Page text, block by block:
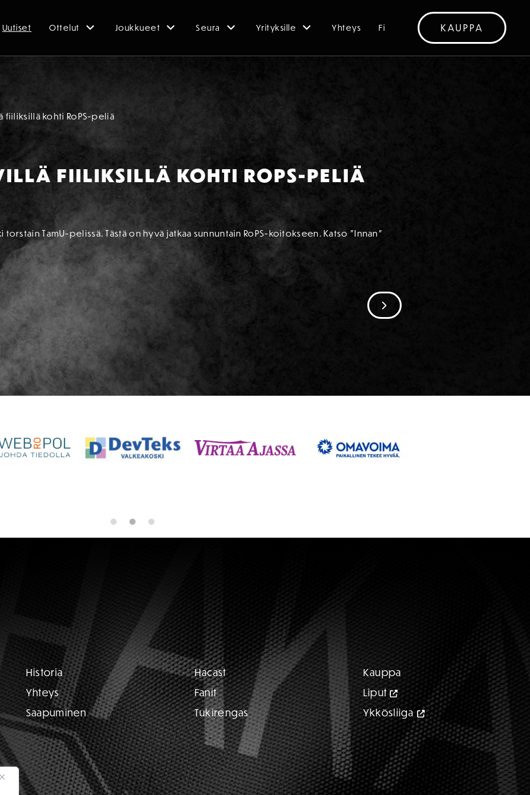
Uutiset Ottelut Joukkueet Seura Yrityksille Yhteys Fi KAUPPA
fiiliksillä kohti RoPS-peliä
FIILIKSILLÄ KOHTI ROPS-PELIÄ
torstain TamU-pelissä. Tästä on hyvä jatkaa sunnuntain RoPS-koitokseen. Katso ”Innan”
SIIRRY SEURAAVAAN
Historia
Yhteys
Saapuminen
Hacast
Fanit
Tukirengas
Kauppa
Liput
Ykkösliiga